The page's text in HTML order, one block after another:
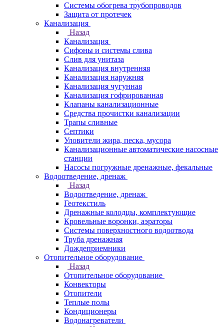
Системы обогрева трубопроводов
Защита от протечек
Канализация
Назад
Канализация
Сифоны и системы слива
Слив для унитаза
Канализация внутренняя
Канализация наружняя
Канализация чугунная
Канализация гофрированная
Клапаны канализационные
Средства прочистки канализации
Трапы сливные
Септики
Уловители жира, песка, мусора
Канализационные автоматические насосные
станции
Насосы погружные дренажные, фекальные
Водоотведение, дренаж
Назад
Водоотведение, дренаж
Геотекстиль
Дренажные колодцы, комплектующие
Кровельные воронки, аэраторы
Системы поверхностного водоотвода
Труба дренажная
Дождеприемники
Отопительное оборудование
Назад
Отопительное оборудование
Конвекторы
Отопители
Теплые полы
Кондиционеры
Водонагреватели